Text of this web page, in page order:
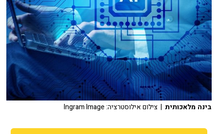
בינה מלאכותית | צילום אילוסטרציה: Ingram Image